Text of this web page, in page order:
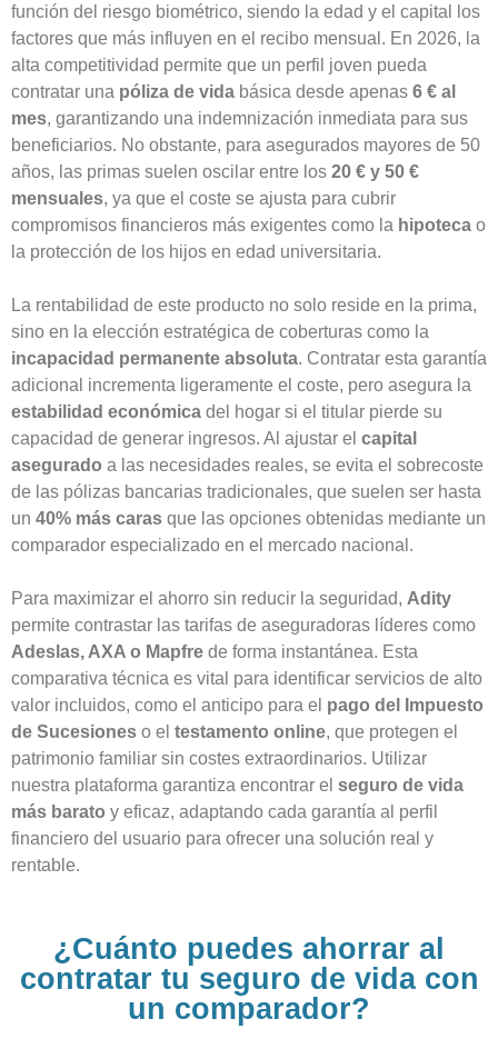
función del riesgo biométrico, siendo la edad y el capital los
factores que más influyen en el recibo mensual. En 2026, la
alta competitividad permite que un perfil joven pueda
contratar una póliza de vida básica desde apenas 6 € al
mes, garantizando una indemnización inmediata para sus
beneficiarios. No obstante, para asegurados mayores de 50
años, las primas suelen oscilar entre los 20 € y 50 €
mensuales, ya que el coste se ajusta para cubrir
compromisos financieros más exigentes como la hipoteca o
la protección de los hijos en edad universitaria.
La rentabilidad de este producto no solo reside en la prima,
sino en la elección estratégica de coberturas como la
incapacidad permanente absoluta. Contratar esta garantía
adicional incrementa ligeramente el coste, pero asegura la
estabilidad económica del hogar si el titular pierde su
capacidad de generar ingresos. Al ajustar el capital
asegurado a las necesidades reales, se evita el sobrecoste
de las pólizas bancarias tradicionales, que suelen ser hasta
un 40% más caras que las opciones obtenidas mediante un
comparador especializado en el mercado nacional.
Para maximizar el ahorro sin reducir la seguridad, Adity
permite contrastar las tarifas de aseguradoras líderes como
Adeslas, AXA o Mapfre de forma instantánea. Esta
comparativa técnica es vital para identificar servicios de alto
valor incluidos, como el anticipo para el pago del Impuesto
de Sucesiones o el testamento online, que protegen el
patrimonio familiar sin costes extraordinarios. Utilizar
nuestra plataforma garantiza encontrar el seguro de vida
más barato y eficaz, adaptando cada garantía al perfil
financiero del usuario para ofrecer una solución real y
rentable.
¿Cuánto puedes ahorrar al
contratar tu seguro de vida con
un comparador?